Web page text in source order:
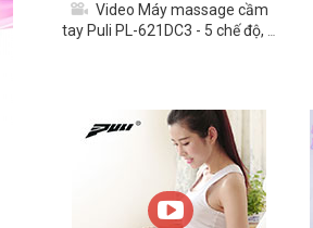
Video Máy massage cầm
tay Puli PL-621DC3 - 5 chế độ, 5